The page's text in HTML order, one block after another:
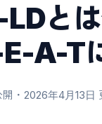
と
E-A-T
・ 2026年4月13日